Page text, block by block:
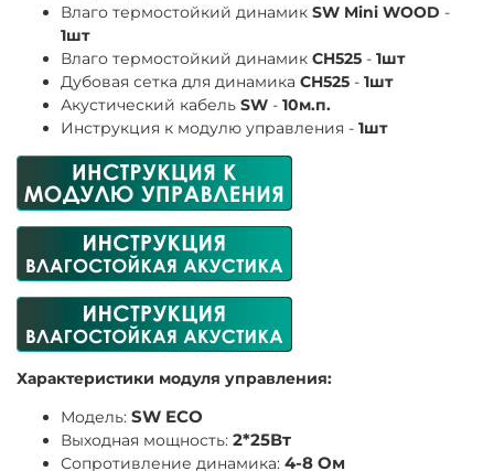
Влаго термостойкий динамик SW Mini WOOD -
1шт
Влаго термостойкий динамик CH525 - 1шт
Дубовая сетка для динамика СН525 - 1шт
Акустический кабель SW - 10м.п.
Инструкция к модулю управления - 1шт
Характеристики модуля управления:
Модель: SW ECO
Выходная мощность: 2*25Вт
Сопротивление динамика: 4-8 Ом